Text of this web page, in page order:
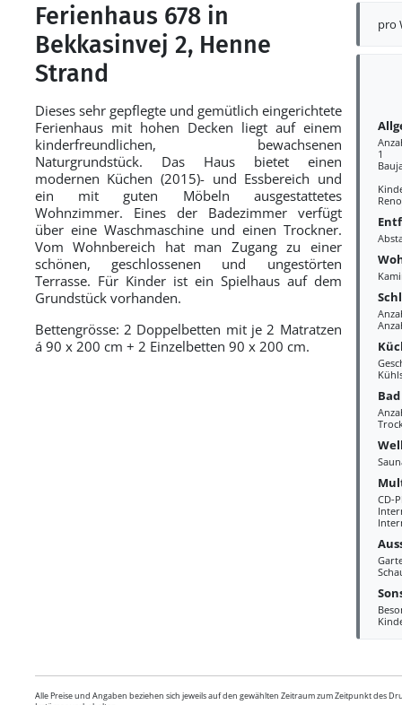
pro
1
Bad
CD-
Ferienhaus 678 in
Bekkasinvej 2, Henne
Strand
Dieses sehr gepflegte und gemütlich eingerichtete
Ferienhaus mit hohen Decken liegt auf einem
kinderfreundlichen, bewachsenen
Naturgrundstück. Das Haus bietet einen
modernen Küchen (2015)- und Essbereich und
ein mit guten Möbeln ausgestattetes
Wohnzimmer. Eines der Badezimmer verfügt
über eine Waschmaschine und einen Trockner.
Vom Wohnbereich hat man Zugang zu einer
schönen, geschlossenen und ungestörten
Terrasse. Für Kinder ist ein Spielhaus auf dem
Grundstück vorhanden.
Bettengrösse: 2 Doppelbetten mit je 2 Matratzen
á 90 x 200 cm + 2 Einzelbetten 90 x 200 cm.
Alle Preise und Angaben beziehen sich jeweils auf den gewählten Zeitraum zum Zeitpunkt des